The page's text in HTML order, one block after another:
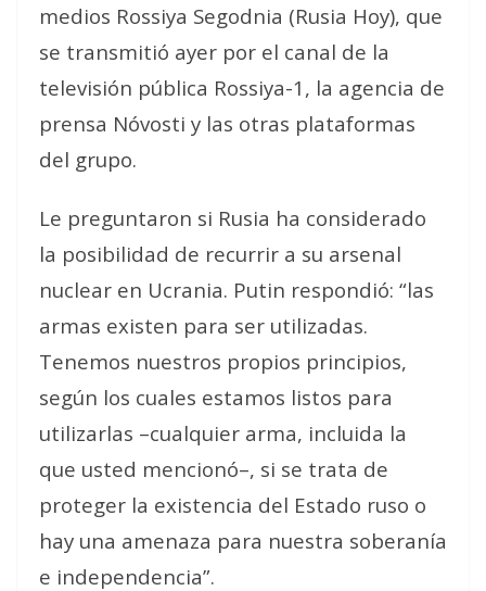
medios Rossiya Segodnia (Rusia Hoy), que
se transmitió ayer por el canal de la
televisión pública Rossiya-1, la agencia de
prensa Nóvosti y las otras plataformas
del grupo.
Le preguntaron si Rusia ha considerado
la posibilidad de recurrir a su arsenal
nuclear en Ucrania. Putin respondió: “las
armas existen para ser utilizadas.
Tenemos nuestros propios principios,
según los cuales estamos listos para
utilizarlas –cualquier arma, incluida la
que usted mencionó–, si se trata de
proteger la existencia del Estado ruso o
hay una amenaza para nuestra soberanía
e independencia”.